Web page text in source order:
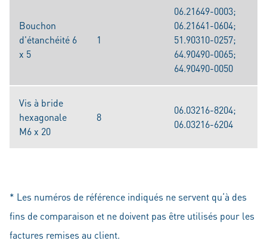
Bouchon
d'étanchéité 6
x 5
1
06.21649-0003;
06.21641-0604;
51.90310-0257;
64.90490-0065;
64.90490-0050
Vis à bride
hexagonale
M6 x 20
8
06.03216-8204;
06.03216-6204
* Les numéros de référence indiqués ne servent qu‘à des
fins de comparaison et ne doivent pas être utilisés pour les
factures remises au client.